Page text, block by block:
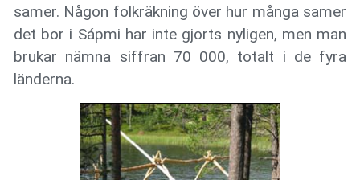
samer. Någon folkräkning över hur många samer
det bor i Sápmi har inte gjorts nyligen, men man
brukar nämna siffran 70 000, totalt i de fyra
länderna.